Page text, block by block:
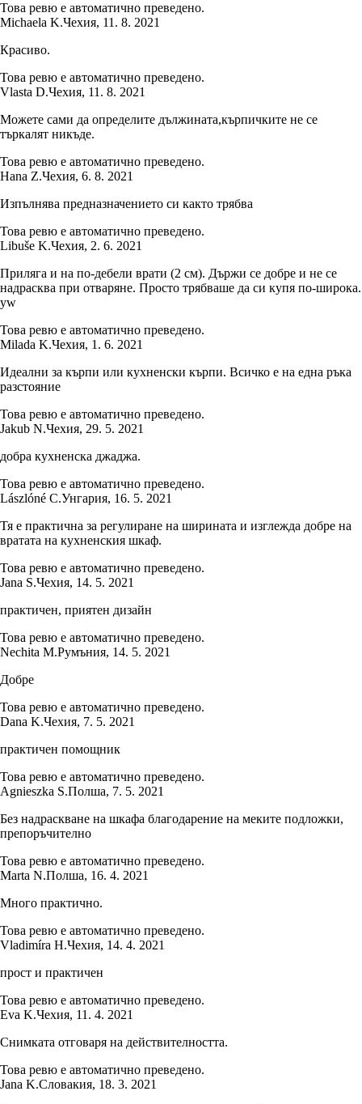
Това ревю е автоматично преведено.
Michaela K.Чехия, 11. 8. 2021
Красиво.
Това ревю е автоматично преведено.
Vlasta D.Чехия, 11. 8. 2021
Можете сами да определите дължината,кърпичките не се
търкалят никъде.
Това ревю е автоматично преведено.
Hana Z.Чехия, 6. 8. 2021
Изпълнява предназначението си както трябва
Това ревю е автоматично преведено.
Libuše K.Чехия, 2. 6. 2021
Приляга и на по-дебели врати (2 см). Държи се добре и не се
надрасква при отваряне. Просто трябваше да си купя по-широка.
yw
Това ревю е автоматично преведено.
Milada K.Чехия, 1. 6. 2021
Идеални за кърпи или кухненски кърпи. Всичко е на една ръка
разстояние
Това ревю е автоматично преведено.
Jakub N.Чехия, 29. 5. 2021
добра кухненска джаджа.
Това ревю е автоматично преведено.
Lászlóné C.Унгария, 16. 5. 2021
Тя е практична за регулиране на ширината и изглежда добре на
вратата на кухненския шкаф.
Това ревю е автоматично преведено.
Jana S.Чехия, 14. 5. 2021
практичен, приятен дизайн
Това ревю е автоматично преведено.
Nechita M.Румъния, 14. 5. 2021
Добре
Това ревю е автоматично преведено.
Dana K.Чехия, 7. 5. 2021
практичен помощник
Това ревю е автоматично преведено.
Agnieszka S.Полша, 7. 5. 2021
Без надраскване на шкафа благодарение на меките подложки,
препоръчително
Това ревю е автоматично преведено.
Marta N.Полша, 16. 4. 2021
Много практично.
Това ревю е автоматично преведено.
Vladimíra H.Чехия, 14. 4. 2021
прост и практичен
Това ревю е автоматично преведено.
Eva K.Чехия, 11. 4. 2021
Снимката отговаря на действителността.
Това ревю е автоматично преведено.
Jana K.Словакия, 18. 3. 2021